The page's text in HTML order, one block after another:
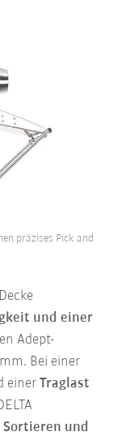
und einer
Adept-
Bei einer
einerTraglast
und
präzises Pick and